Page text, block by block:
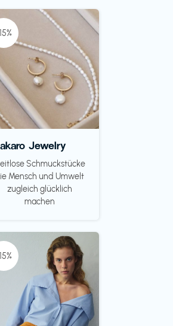
Jewelry
Schmuckstücke
Mensch und Umwelt
zugleich glücklich
machen